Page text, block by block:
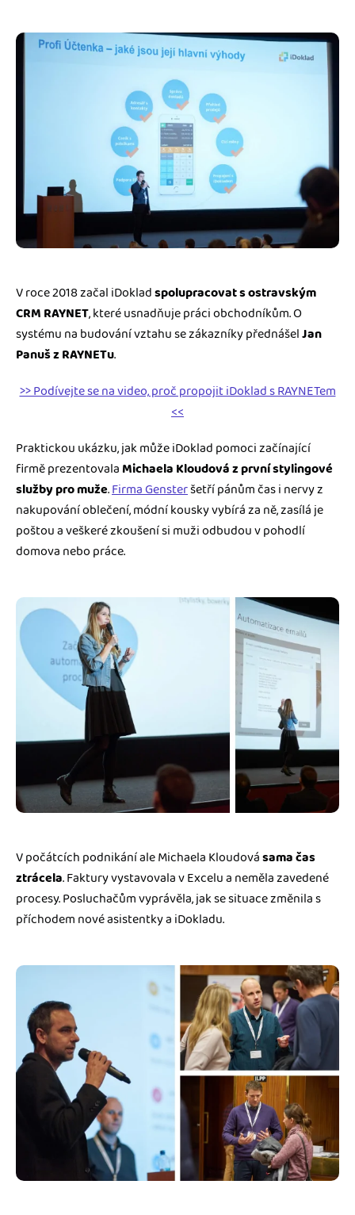
V roce 2018 začal iDokladspolupracovat s ostravským
CRM RAYNET, které usnadňuje práci obchodníkům. O
systému na budování vztahu se zákazníky přednášelJan
Panuš z RAYNETu.
>> Podívejte se na video, proč propojit iDoklad s RAYNETem
<<
Praktickou ukázku, jak může iDoklad pomoci začínající
firmě prezentovala Michaela Kloudová z první stylingové
služby pro muže.Firma Gensteršetří pánům čas i nervy z
nakupování oblečení, módní kousky vybírá za ně, zasílá je
poštou a veškeré zkoušení si muži odbudou v pohodlí
domova nebo práce.
V počátcích podnikání ale Michaela Kloudovásama čas
ztrácela. Faktury vystavovala v Excelu a neměla zavedené
procesy. Posluchačům vyprávěla, jak se situace změnila s
příchodem nové asistentky a iDokladu.